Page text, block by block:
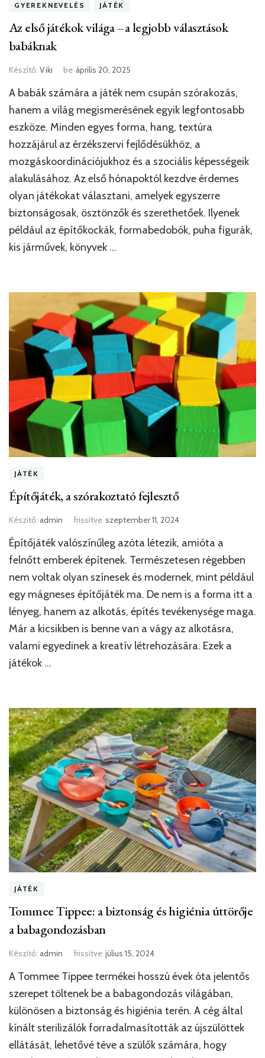
GYEREKNEVELÉS JÁTÉK
Az első játékok világa –a legjobb választások
babáknak
Készítő: Viki be április 20, 2025
A babák számára a játék nem csupán szórakozás,
hanem a világ megismerésének egyik legfontosabb
eszköze. Minden egyes forma, hang, textúra
hozzájárul az érzékszervi fejlődésükhöz, a
mozgáskoordinációjukhoz és a szociális képességeik
alakulásához. Az első hónapoktól kezdve érdemes
olyan játékokat választani, amelyek egyszerre
biztonságosak, ösztönzők és szerethetőek. Ilyenek
például az építőkockák, formabedobók, puha figurák,
kis járművek, könyvek …
JÁTÉK
Építőjáték, a szórakoztató fejlesztő
Készítő: admin frissítve szeptember 11, 2024
Építőjáték valószínűleg azóta létezik, amióta a
felnőtt emberek építenek. Természetesen régebben
nem voltak olyan színesek és modernek, mint például
egy mágneses építőjáték ma. De nem is a forma itt a
lényeg, hanem az alkotás, építés tevékenysége maga.
Már a kicsikben is benne van a vágy az alkotásra,
valami egyedinek a kreatív létrehozására. Ezek a
játékok …
JÁTÉK
Tommee Tippee: a biztonság és higiénia úttörője
a babagondozásban
Készítő: admin frissítve július 15, 2024
A Tommee Tippee termékei hosszú évek óta jelentős
szerepet töltenek be a babagondozás világában,
különösen a biztonság és higiénia terén. A cég által
kínált sterilizálók forradalmasították az újszülöttek
ellátását, lehetővé téve a szülők számára, hogy